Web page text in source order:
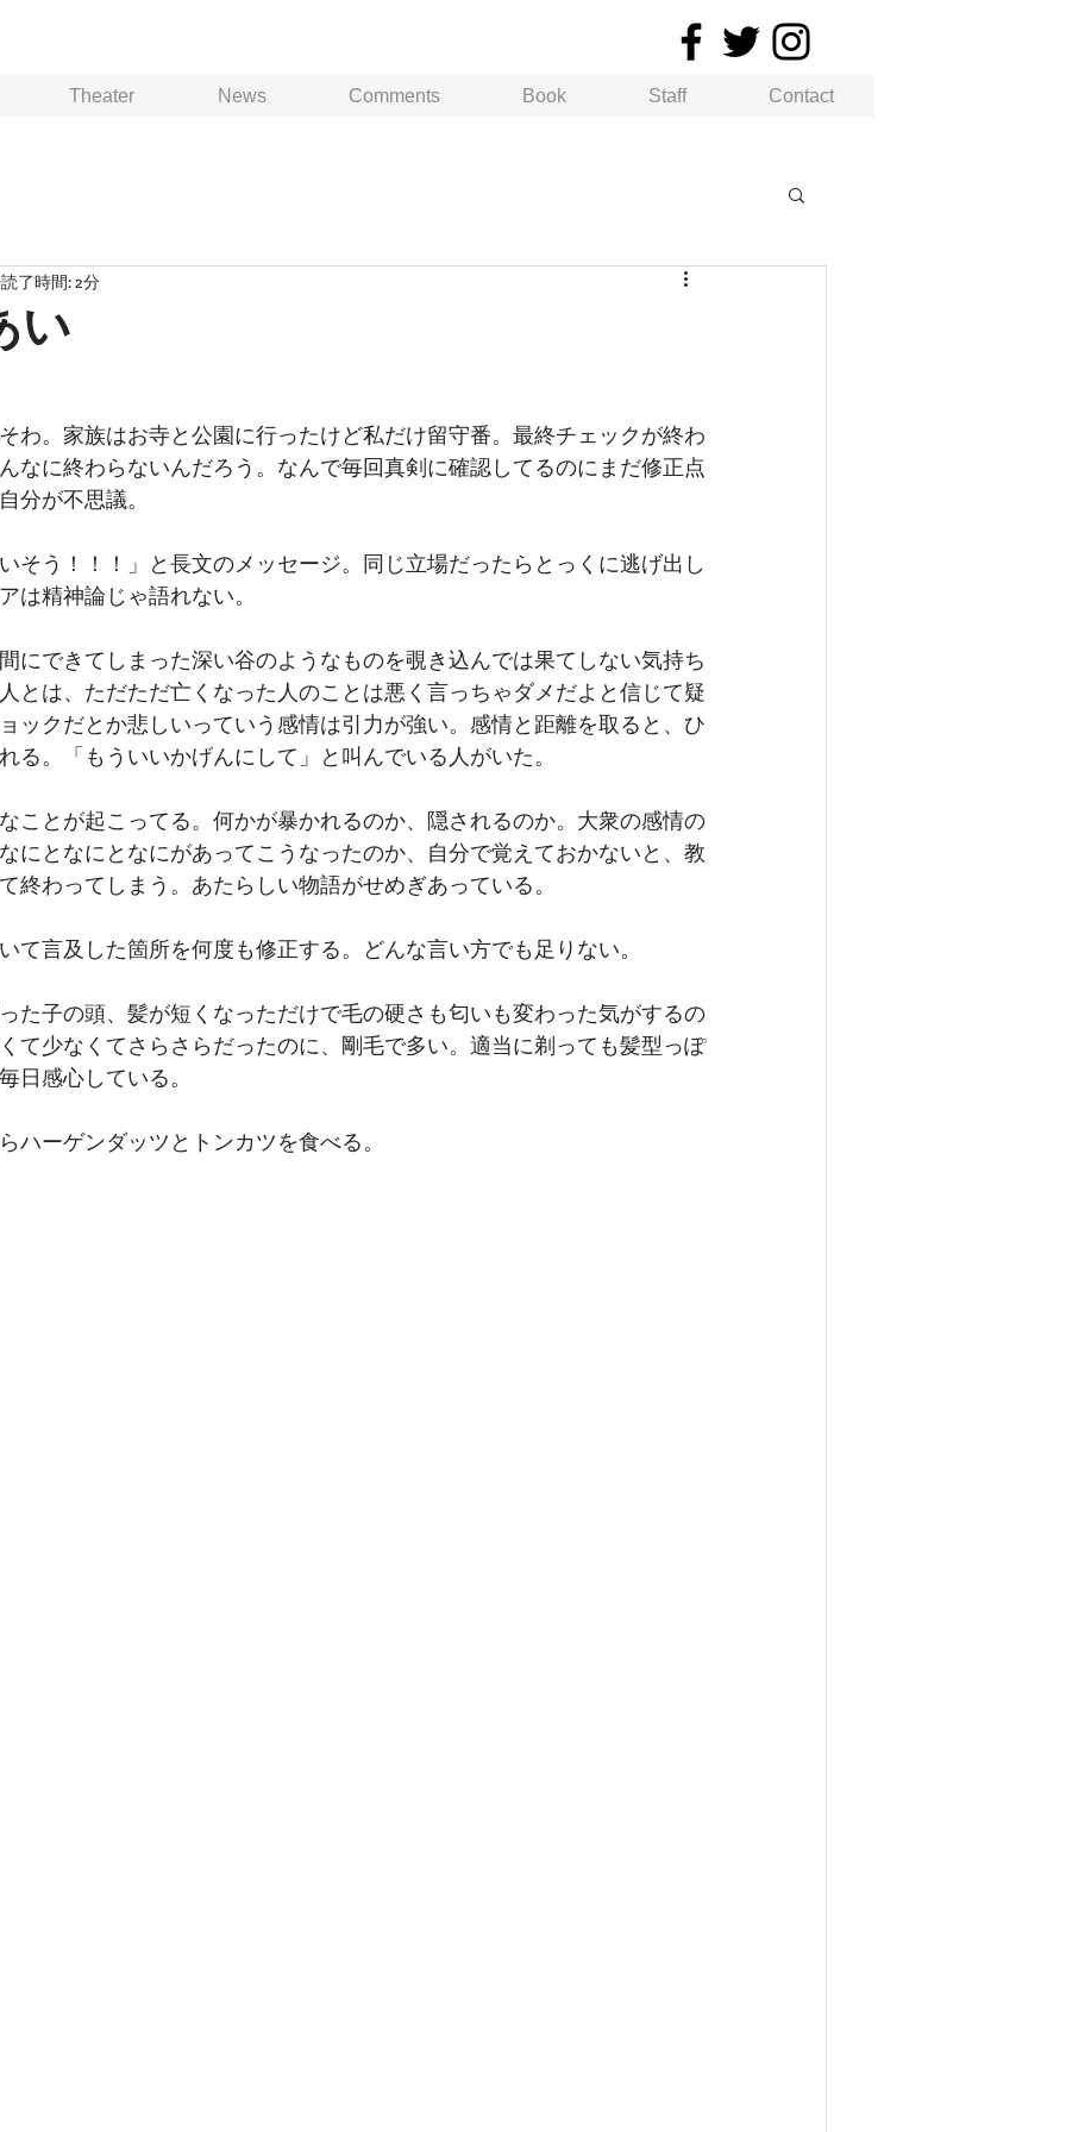
Theater News Comments Book Staff Contact
い
読了時間: 2分
わ。家族はお寺と公園に行ったけど私だけ留守番。最終チェックが終わ
なに終わらないんだろう。なんで毎回真剣に確認してるのにまだ修正点
分が不思議。
そう！！！」と長文のメッセージ。同じ立場だったらとっくに逃げ出し
は精神論じゃ語れない。
にできてしまった深い谷のようなものを覗き込んでは果てしない気持ち
とは、ただただ亡くなった人のことは悪く言っちゃダメだよと信じて疑
ックだとか悲しいっていう感情は引力が強い。感情と距離を取ると、ひ
る。「もういいかげんにして」と叫んでいる人がいた。
ことが起こってる。何かが暴かれるのか、隠されるのか。大衆の感情の
にとなにとなにがあってこうなったのか、自分で覚えておかないと、教
終わってしまう。あたらしい物語がせめぎあっている。
て言及した箇所を何度も修正する。どんな言い方でも足りない。
た子の頭、髪が短くなっただけで毛の硬さも匂いも変わった気がするの
て少なくてさらさらだったのに、剛毛で多い。適当に剃っても髪型っぽ
日感心している。
ハーゲンダッツとトンカツを食べる。